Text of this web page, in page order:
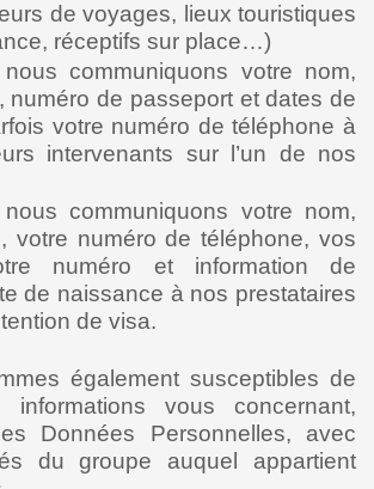
de voyages, lieux touristiques
réceptifs sur place…)
communiquons votre nom,
numéro de passeport et dates de
votre numéro de téléphone à
intervenants sur l’un de nos
communiquons votre nom,
votre numéro de téléphone, vos
numéro et information de
de naissance à nos prestataires
de visa.
également susceptibles de
informations vous concernant,
Données Personnelles, avec
du groupe auquel appartient